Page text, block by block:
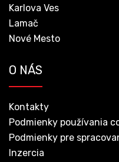
Karlova Ves
Lamač
Nové Mesto
O NÁS
Kontakty
Podmienky používania
Podmienky pre
Inzercia